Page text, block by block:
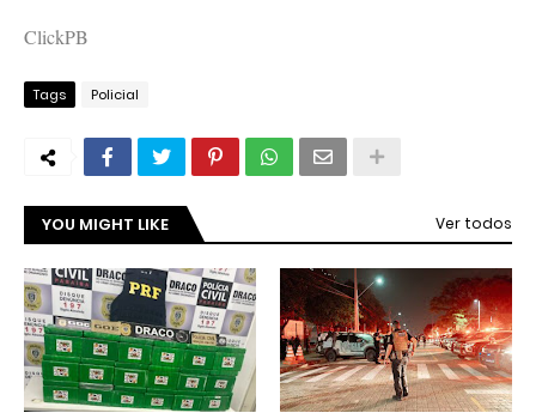
ClickPB
Tags Policial
YOU MIGHT LIKE Ver todos